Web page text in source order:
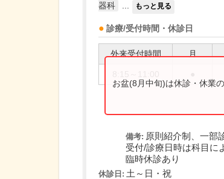
器科
もっと見る
診療/受付時間・休診日
外来受付時間 月
お盆(8月中旬)は休診・休業
備考: 原則紹介制、一部
受付/診療日時は科目に
臨時休診あり
休診日: 土～日・祝